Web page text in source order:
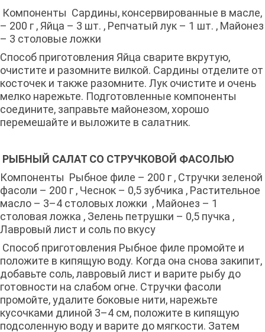
Компоненты Сардины, консервированные в масле,
– 200 г , Яйца – 3 шт. , Репчатый лук – 1 шт. , Майонез
– 3 столовые ложки
Способ приготовления Яйца сварите вкрутую,
очистите и разомните вилкой. Сардины отделите от
косточек и также разомните. Лук очистите и очень
мелко нарежьте. Подготовленные компоненты
соедините, заправьте майонезом, хорошо
перемешайте и выложите в салатник.
РЫБНЫЙ САЛАТ СО СТРУЧКОВОЙ ФАСОЛЬЮ
Компоненты Рыбное филе – 200 г , Стручки зеленой
фасоли – 200 г , Чеснок – 0,5 зубчика , Растительное
масло – 3–4 столовых ложки , Майонез – 1
столовая ложка , Зелень петрушки – 0,5 пучка ,
Лавровый лист и соль по вкусу
Способ приготовления Рыбное филе промойте и
положите в кипящую воду. Когда она снова закипит,
добавьте соль, лавровый лист и варите рыбу до
готовности на слабом огне. Стручки фасоли
промойте, удалите боковые нити, нарежьте
кусочками длиной 3–4 см, положите в кипящую
подсоленную воду и варите до мягкости. Затем